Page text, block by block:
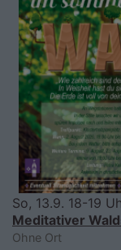
So, 13.9. 18-19
Meditativer
Ohne Ort